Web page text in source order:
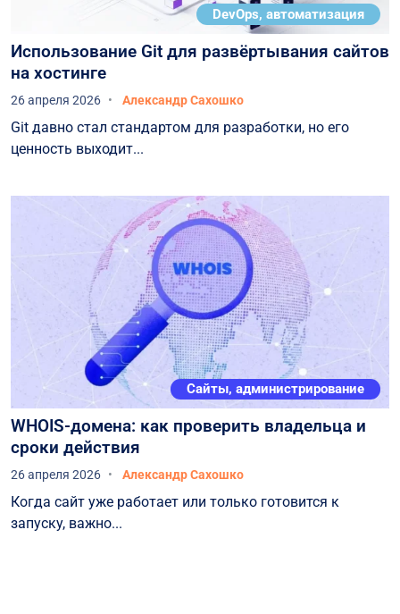
DevOps, автоматизация
Использование Git для развёртывания сайтов
на хостинге
26 апреля 2026 Александр Сахошко
Git давно стал стандартом для разработки, но его
ценность выходит...
Сайты, администрирование
WHOIS-домена: как проверить владельца и
сроки действия
26 апреля 2026 Александр Сахошко
Когда сайт уже работает или только готовится к
запуску, важно...